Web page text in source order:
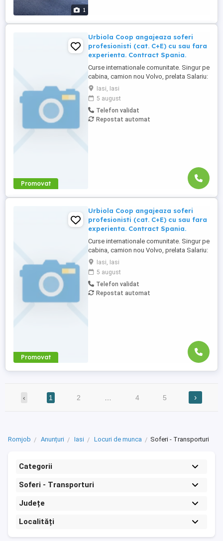
1
Promovat
Urbiola Coop angajeaza soferi
profesionisti (cat. C+E) cu sau fara
experienta. Contract Spania.
Curse internationale comunitate. Singur pe
cabina, camion nou Volvo, prelata Salariu:
2700 luna net 12.000 km (garantat) Prima
0,06 camion km extra peste 12000 km; +
100 prima la angajare pt. ADR; + 300 prima
pentru 6 luni lucrate; + 300 prima pentru 9
luni lucrate; + 300 prima pentru 12 luni
Iasi, Iasi
5 august
Telefon validat
Repostat automat
Promovat
Urbiola Coop angajeaza soferi
profesionisti (cat. C+E) cu sau fara
experienta. Contract Spania.
Curse internationale comunitate. Singur pe
cabina, camion nou Volvo, prelata Salariu:
2700 luna net 12.000 km (garantat) Prima
0,06 camion km extra peste 12000 km; +
100 prima la angajare pt. ADR; + 300 prima
pentru 6 luni lucrate; + 300 prima pentru 9
luni lucrate; + 300 prima pentru 12 luni
Iasi, Iasi
5 august
Telefon validat
Repostat automat
‹ 1 2 4 5 ›
Romjob Anunțuri Iasi Locuri de munca Soferi - Transporturi
Categorii
Soferi - Transporturi
Județe
Localități